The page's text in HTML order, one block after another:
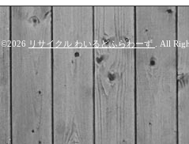
©2026 リサイクル わいるどふらわーず . All